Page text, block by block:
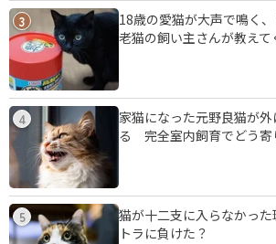
3
18歳の愛猫が大声で鳴く
老猫の飼い主さんが教えて
4
家猫になった元野良猫が
る 完全室内飼育でどう寄
5
猫が十二支に入らなかっ
トラに負けた？